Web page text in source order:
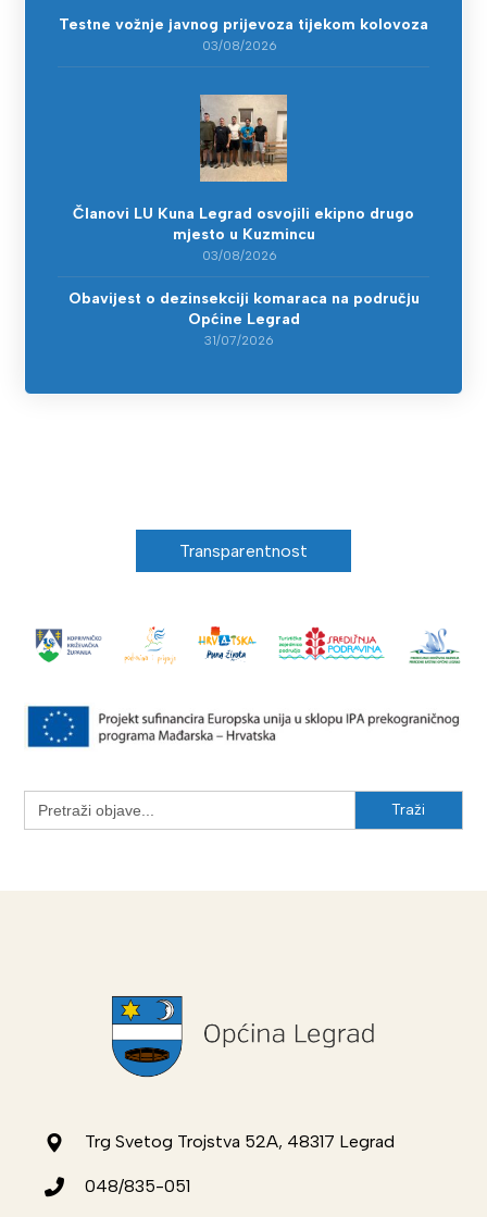
Testne vožnje javnog prijevoza tijekom kolovoza
03/08/2026
Članovi LU Kuna Legrad osvojili ekipno drugo
mjesto u Kuzmincu
03/08/2026
Obavijest o dezinsekciji komaraca na području
Općine Legrad
31/07/2026
Transparentnost
Search
for:
Trg Svetog Trojstva 52A, 48317 Legrad
048/835-051